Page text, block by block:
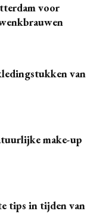
voor
van
make-up
tips in tijden van